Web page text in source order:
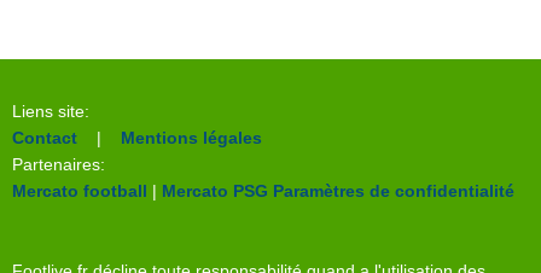
Liens site:
Contact | Mentions légales
Partenaires:
Mercato football | Mercato PSG Paramètres de confidentialité